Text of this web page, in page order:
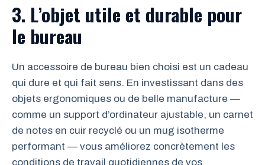
3. L’objet utile et durable pour
le bureau
Un accessoire de bureau bien choisi est un cadeau
qui dure et qui fait sens. En investissant dans des
objets ergonomiques ou de belle manufacture —
comme un support d’ordinateur ajustable, un carnet
de notes en cuir recyclé ou un mug isotherme
performant — vous améliorez concrètement les
conditions de travail quotidiennes de vos